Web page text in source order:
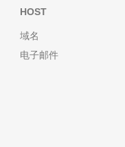
HOST
域名
电子邮件